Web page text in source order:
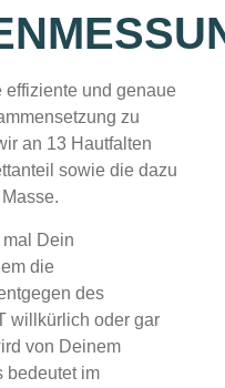
effiziente und genaue
zu
an 13 Hautfalten
sowie die dazu
Dein
die
des
willkürlich oder gar
von Deinem
bedeutet im